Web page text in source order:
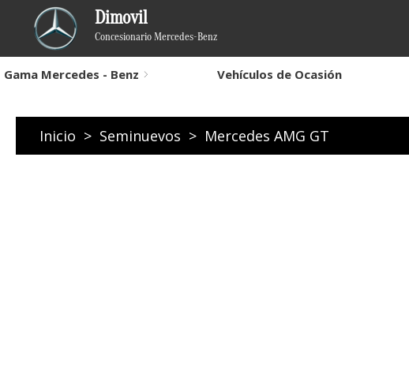
Dimovil
Concesionario Mercedes-Benz
Gama Mercedes - Benz Vehículos de Ocasión
Inicio > Seminuevos > Mercedes AMG GT